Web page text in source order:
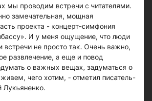
мы проводим встречи с читателями.
замечательная, мощная
проекта - концерт-симфония
И у меня ощущение, что люди
встречи не просто так. Очень важно,
развлечение, а еще и повод
о важных вещах, задуматься о
чего хотим, - отметил писатель-
Лукьяненко.